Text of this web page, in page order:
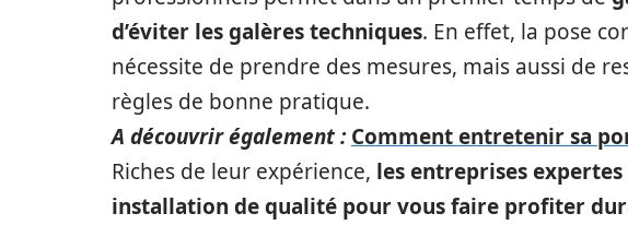
d’éviter les galères techniques. En effet, la pose
nécessite de prendre des mesures, mais aussi de
règles de bonne pratique.
A découvrir également : Comment entretenir sa
Riches de leur expérience, les entreprises
installation de qualité pour vous faire profiter